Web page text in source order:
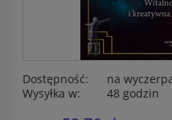
Dostępność:
na
Wysyłka w:
48 godzin